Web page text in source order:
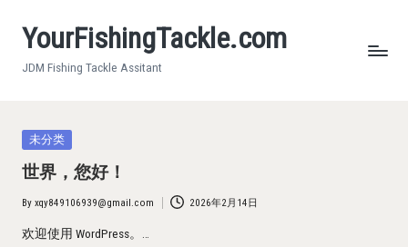
YourFishingTackle.com
JDM Fishing Tackle Assitant
Posted
未分类
世界，您好！
Posted
by
By xqy849106939@gmail.com 2026年2月14日
欢迎使用 WordPress。…